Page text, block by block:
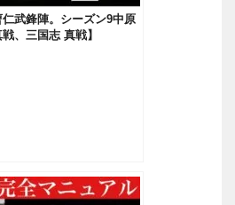
仁武鋒陣。シーズン9中原
、三国志 真戦】